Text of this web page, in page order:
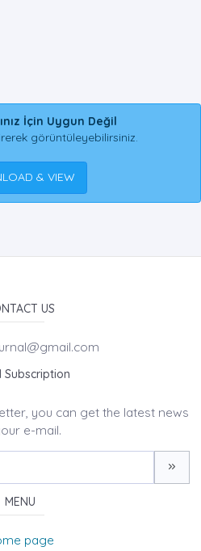
İçin Uygun Değil
görüntüleyebilirsiniz.
& VIEW
US
Subscription
you can get the latest news
e-mail.
MENU
page